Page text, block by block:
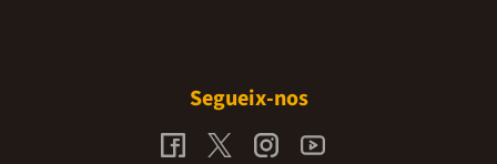
Segueix-nos